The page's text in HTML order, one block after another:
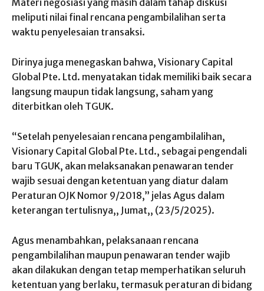
meliputi nilai final rencana pengambilalihan serta
waktu penyelesaian transaksi.
Dirinya juga menegaskan bahwa, Visionary Capital
Global Pte. Ltd. menyatakan tidak memiliki baik secara
langsung maupun tidak langsung, saham yang
diterbitkan oleh TGUK.
“Setelah penyelesaian rencana pengambilalihan,
Visionary Capital Global Pte. Ltd., sebagai pengendali
baru TGUK, akan melaksanakan penawaran tender
wajib sesuai dengan ketentuan yang diatur dalam
Peraturan OJK Nomor 9/2018,” jelas Agus dalam
keterangan tertulisnya,, Jumat,, (23/5/2025).
Agus menambahkan, pelaksanaan rencana
pengambilalihan maupun penawaran tender wajib
akan dilakukan dengan tetap memperhatikan seluruh
ketentuan yang berlaku, termasuk peraturan di bidang